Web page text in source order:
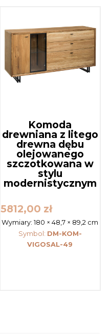
Komoda
drewniana z litego
drewna dębu
olejowanego
szczotkowana w
stylu
modernistycznym
5812,00 zł
Wymiary:180 × 48,7 × 89,2 cm
Symbol: DM-KOM-
VIGOSAL-49